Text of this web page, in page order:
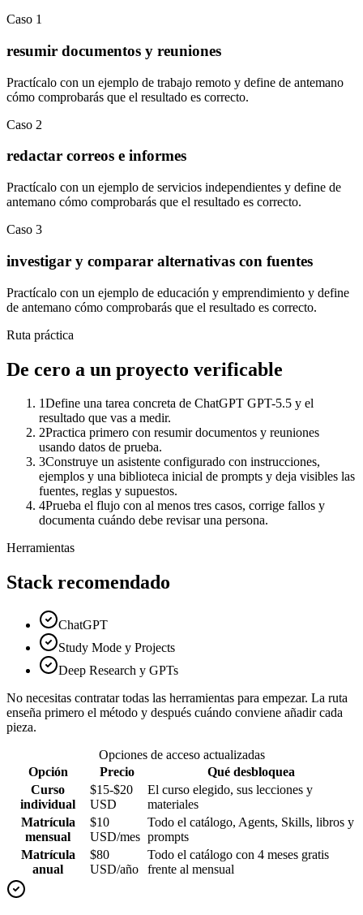
Caso 1
resumir documentos y reuniones
Practícalo con un ejemplo de trabajo remoto y define de antemano
cómo comprobarás que el resultado es correcto.
Caso 2
redactar correos e informes
Practícalo con un ejemplo de servicios independientes y define de
antemano cómo comprobarás que el resultado es correcto.
Caso 3
investigar y comparar alternativas con fuentes
Practícalo con un ejemplo de educación y emprendimiento y define
de antemano cómo comprobarás que el resultado es correcto.
Ruta práctica
De cero a un proyecto verificable
1Define una tarea concreta de ChatGPT GPT-5.5 y el
resultado que vas a medir.
2Practica primero con resumir documentos y reuniones
usando datos de prueba.
3Construye un asistente configurado con instrucciones,
ejemplos y una biblioteca inicial de prompts y deja visibles las
fuentes, reglas y supuestos.
4Prueba el flujo con al menos tres casos, corrige fallos y
documenta cuándo debe revisar una persona.
Herramientas
Stack recomendado
ChatGPT
Study Mode y Projects
Deep Research y GPTs
No necesitas contratar todas las herramientas para empezar. La ruta
enseña primero el método y después cuándo conviene añadir cada
pieza.
Opciones de acceso actualizadas
Opción
Precio
Qué desbloquea
Curso
individual
$15-$20
USD
El curso elegido, sus lecciones y
materiales
Matrícula
mensual
$10
USD/mes
Todo el catálogo, Agents, Skills, libros y
prompts
Matrícula
anual
$80
USD/año
Todo el catálogo con 4 meses gratis
frente al mensual